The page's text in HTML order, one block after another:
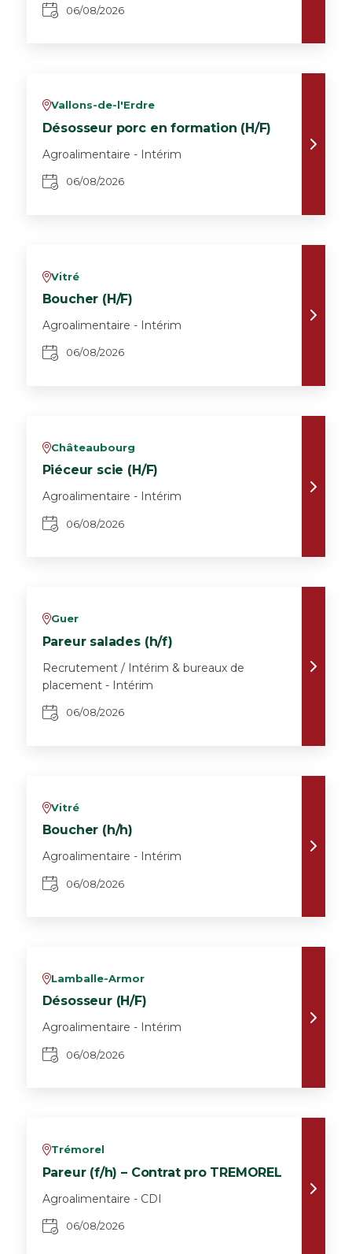
06/08/2026
vVallons-de-l'Erdre
Désosseur porc en formation (H/F)
Agroalimentaire - Intérim
06/08/2026
vVitré
Boucher (H/F)
Agroalimentaire - Intérim
06/08/2026
vChâteaubourg
Piéceur scie (H/F)
Agroalimentaire - Intérim
06/08/2026
vGuer
Pareur salades (h/f)
Recrutement / Intérim & bureaux de
placement - Intérim
06/08/2026
vVitré
Boucher (h/h)
Agroalimentaire - Intérim
06/08/2026
vLamballe-Armor
Désosseur (H/F)
Agroalimentaire - Intérim
06/08/2026
vTrémorel
Pareur (f/h) – Contrat pro TREMOREL
Agroalimentaire - CDI
06/08/2026